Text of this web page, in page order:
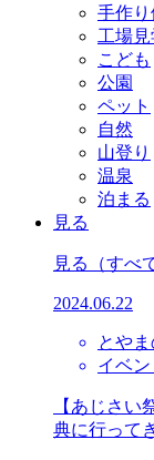
手作り
工場見
こども
公園
ペット
自然
山登り
温泉
泊まる
見る
見る （すべ
2024.06.22
とや
イベン
【あじさい
典に行って